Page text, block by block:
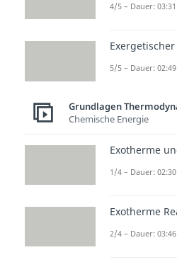
4/5 – Dauer: 03:31
5/5 – Dauer: 02:49
Grundlagen
Chemische Energie
Exotherme
1/4 – Dauer: 02:30
Exotherme
2/4 – Dauer: 03:46